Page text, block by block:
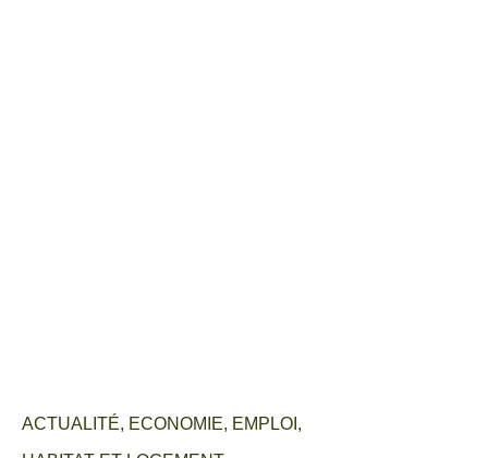
ACTUALITÉ, ECONOMIE, EMPLOI ,